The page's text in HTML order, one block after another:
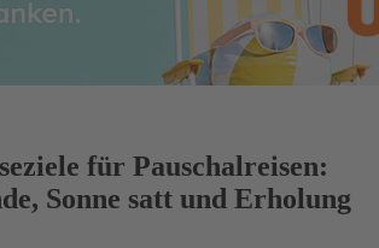
für Pauschalreisen:
Sonne satt und Erholung